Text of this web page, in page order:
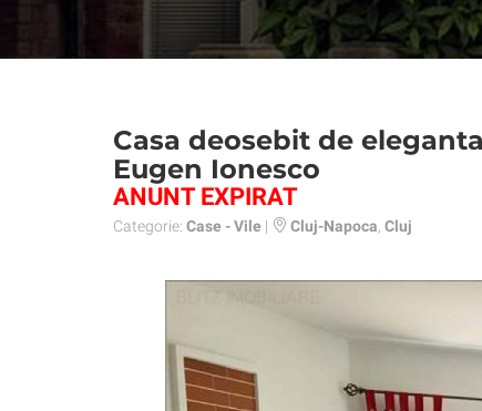
Casa deosebit de
Eugen Ionesco
ANUNT EXPIRAT
Categorie: Case - Vile | Cluj-Napoca Cluj